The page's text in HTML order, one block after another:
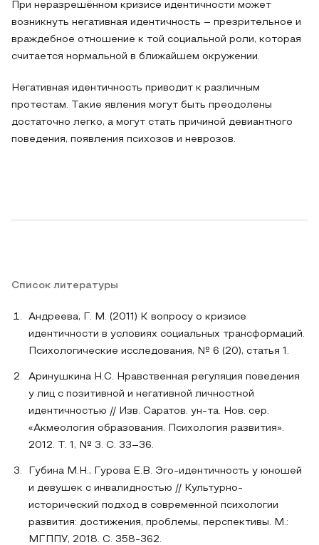
При неразрешённом кризисе идентичности может
возникнуть негативная идентичность – презрительное и
враждебное отношение к той социальной роли, которая
считается нормальной в ближайшем окружении.
Негативная идентичность приводит к различным
протестам. Такие явления могут быть преодолены
достаточно легко, а могут стать причиной девиантного
поведения, появления психозов и неврозов.
Список литературы
Андреева, Г. М. (2011) К вопросу о кризисе
идентичности в условиях социальных трансформаций.
Психологические исследования, № 6 (20), статья 1.
Аринушкина Н.С. Нравственная регуляция поведения
у лиц с позитивной и негативной личностной
идентичностью // Изв. Саратов. ун-та. Нов. сер.
«Акмеология образования. Психология развития».
2012. Т. 1, № 3. С. 33–36.
Губина М.Н., Гурова Е.В. Эго-идентичность у юношей
и девушек с инвалидностью // Культурно-
исторический подход в современной психологии
развития: достижения, проблемы, перспективы. М.:
МГППУ, 2018. С. 358-362.